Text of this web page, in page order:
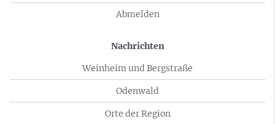
Abmelden
Nachrichten
Weinheim und Bergstraße
Odenwald
Orte der Region